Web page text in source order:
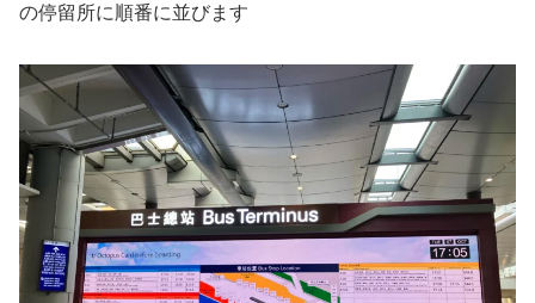
の停留所に順番に並びます